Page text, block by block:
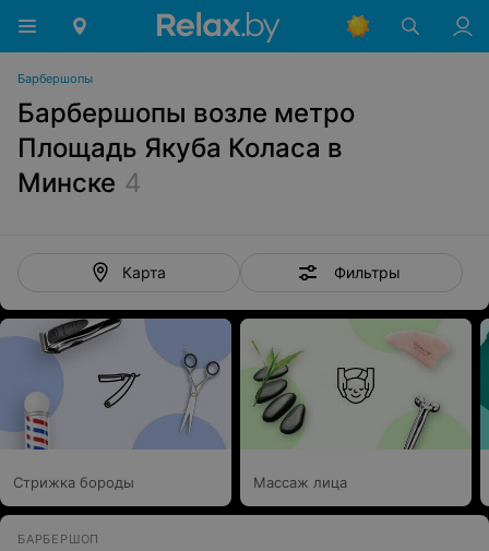
Барбершопы
Барбершопы возле метро
Площадь Якуба Коласа в
Минске 4
Карта Фильтры
Стрижка бороды Массаж лица
БАРБЕРШОП